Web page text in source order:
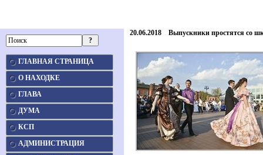
ГЛАВНАЯ СТРАНИЦА
О НАХОДКЕ
ГЛАВА
ДУМА
КСП
АДМИНИСТРАЦИЯ
20.06.2018 Выпускники простятся со